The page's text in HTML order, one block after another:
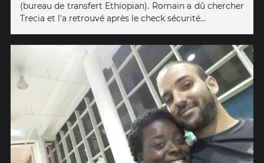
(bureau de transfert Ethiopian). Romain a dû chercher
Trecia et l'a retrouvé après le check sécurité...